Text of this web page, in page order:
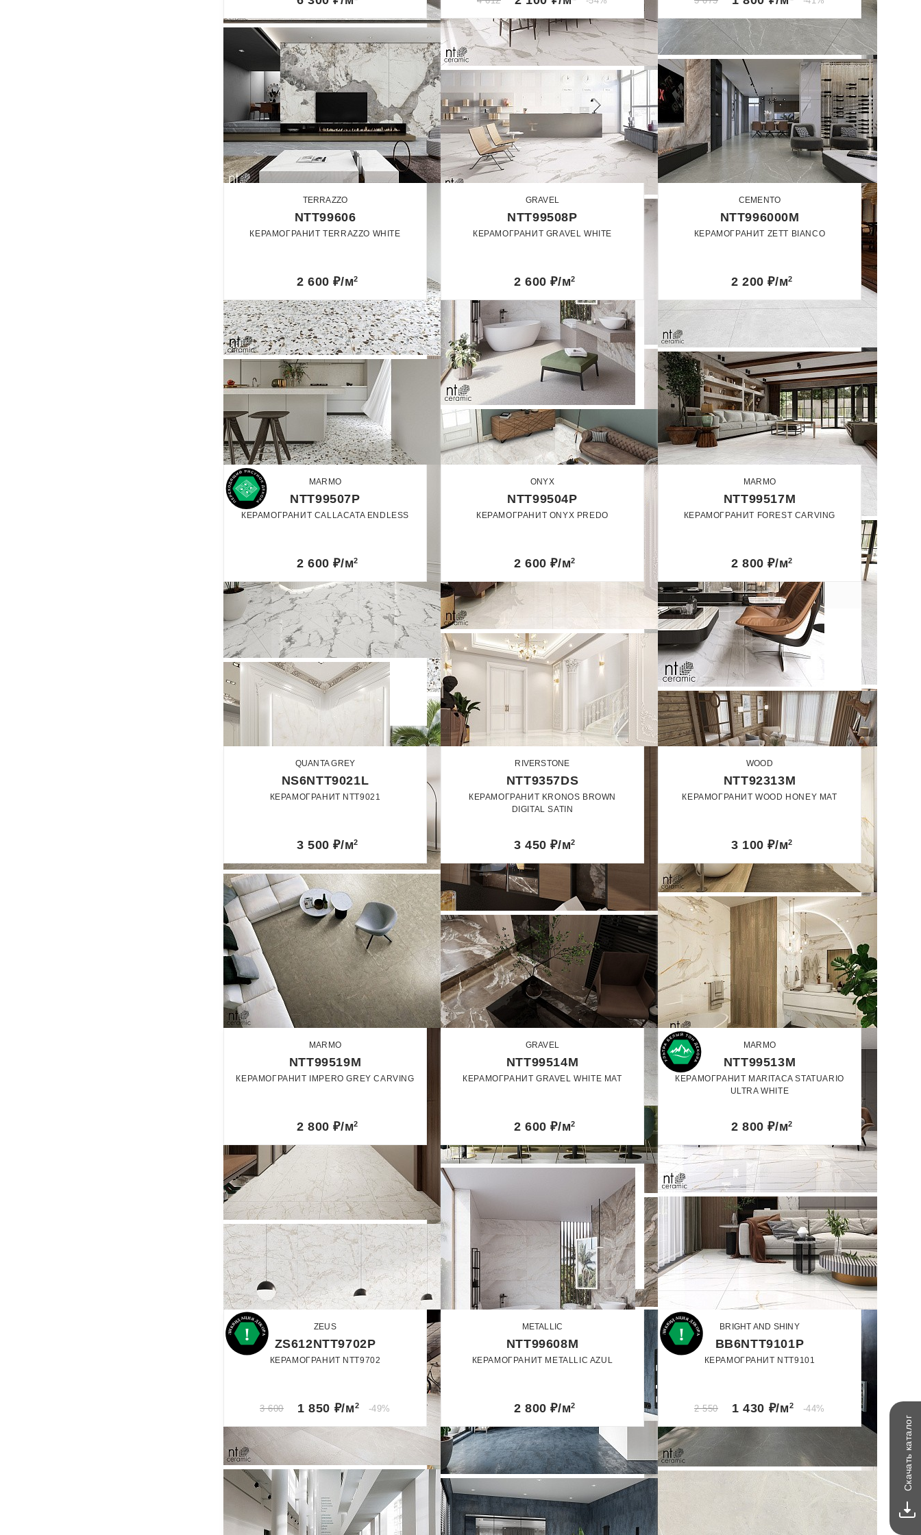
TERRAZZO
NTT99606
КЕРАМОГРАНИТ TERRAZZO WHITE
Матовый
2 600 ₽/м2
GRAVEL
NTT99508P
КЕРАМОГРАНИТ GRAVEL WHITE
Полированный
2 600 ₽/м2
CEMENTO
NTT996000M
КЕРАМОГРАНИТ ZETT BIANCO
Матовый
2 200 ₽/м2
MARMO
NTT99507P
КЕРАМОГРАНИТ CALLACATA ENDLESS
Полированный
2 600 ₽/м2
ONYX
NTT99504P
КЕРАМОГРАНИТ ONYX PREDO
Полированный
2 600 ₽/м2
MARMO
NTT99517M
КЕРАМОГРАНИТ FOREST CARVING
Карвинг
2 800 ₽/м2
QUANTA GREY
NS6NTT9021L
КЕРАМОГРАНИТ NTT9021
Лаппатированный
3 500 ₽/м2
RIVERSTONE
NTT9357DS
КЕРАМОГРАНИТ KRONOS BROWN
DIGITAL SATIN
Сатин
3 450 ₽/м2
WOOD
NTT92313M
КЕРАМОГРАНИТ WOOD HONEY MAT
Матовый
3 100 ₽/м2
MARMO
NTT99519M
КЕРАМОГРАНИТ IMPERO GREY CARVING
Карвинг
2 800 ₽/м2
GRAVEL
NTT99514M
КЕРАМОГРАНИТ GRAVEL WHITE MAT
Матовый
2 600 ₽/м2
MARMO
NTT99513M
КЕРАМОГРАНИТ MARITACA STATUARIO
ULTRA WHITE
Полированный
2 800 ₽/м2
ZEUS
ZS612NTT9702P
КЕРАМОГРАНИТ NTT9702
Полированный
3 600 1 850 ₽/м2 -49%
METALLIC
NTT99608M
КЕРАМОГРАНИТ METALLIC AZUL
Матовый
2 800 ₽/м2
BRIGHT AND SHINY
BB6NTT9101P
КЕРАМОГРАНИТ NTT9101
Полированный
2 550 1 430 ₽/м2 -44%
Скачать
каталог